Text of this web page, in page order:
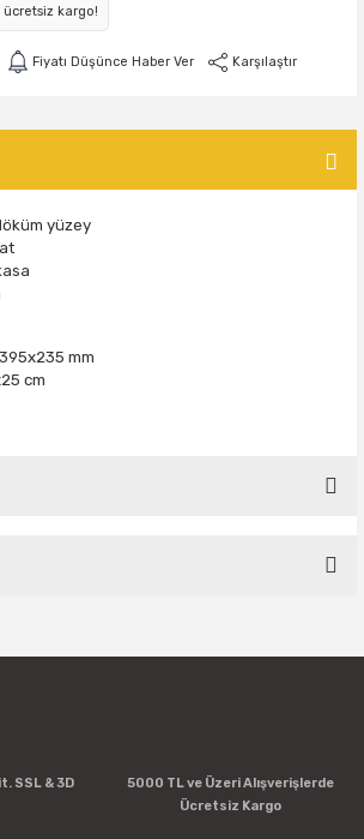
kargo!
Fiyatı Düşünce Haber Ver Karşılaştır
yüzey
mm
cm
Yorum Yaz
SSL & 3D
5000 TL ve Üzeri Alışverişlerde
Ücretsiz Kargo